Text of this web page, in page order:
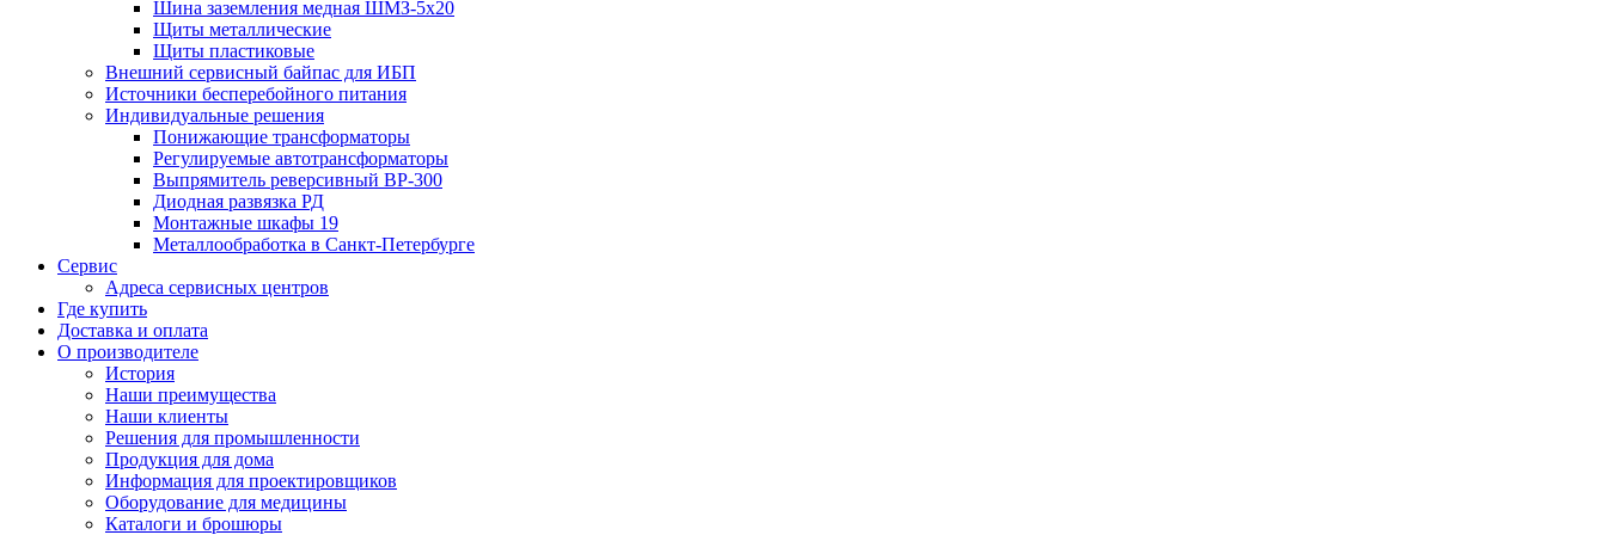
Шина заземления медная ШМЗ-5х20
Щиты металлические
Щиты пластиковые
Внешний сервисный байпас для ИБП
Источники бесперебойного питания
Индивидуальные решения
Понижающие трансформаторы
Регулируемые автотрансформаторы
Выпрямитель реверсивный ВР-300
Диодная развязка РД
Монтажные шкафы 19
Металлообработка в Санкт-Петербурге
Сервис
Адреса сервисных центров
Где купить
Доставка и оплата
О производителе
История
Наши преимущества
Наши клиенты
Решения для промышленности
Продукция для дома
Информация для проектировщиков
Оборудование для медицины
Каталоги и брошюры